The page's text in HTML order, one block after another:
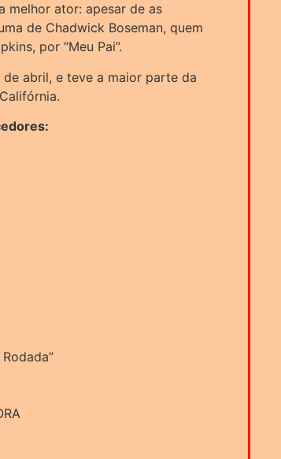
melhor ator: apesar de as
de Chadwick Boseman, quem
por “Meu Pai”.
abril, e teve a maior parte da